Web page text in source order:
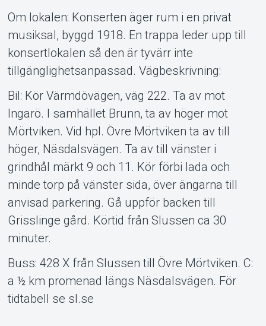
Om lokalen: Konserten äger rum i en privat
musiksal, byggd 1918. En trappa leder upp till
konsertlokalen så den är tyvärr inte
tillgänglighetsanpassad. Vägbeskrivning:
Bil: Kör Värmdövägen, väg 222. Ta av mot
Ingarö. I samhället Brunn, ta av höger mot
Mörtviken. Vid hpl. Övre Mörtviken ta av till
höger, Näsdalsvägen. Ta av till vänster i
grindhål märkt 9 och 11. Kör förbi lada och
minde torp på vänster sida, över ängarna till
anvisad parkering. Gå uppför backen till
Grisslinge gård. Körtid från Slussen ca 30
minuter.
Buss: 428 X från Slussen till Övre Mörtviken. C:
a ½ km promenad längs Näsdalsvägen. För
tidtabell se sl.se